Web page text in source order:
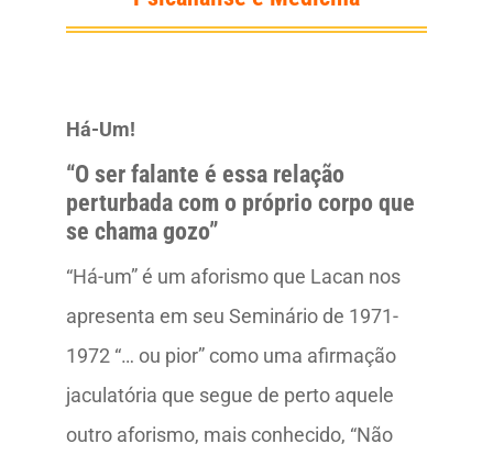
Há-Um!
“O ser falante é essa relação
perturbada com o próprio corpo que
se chama gozo”
“Há-um” é um aforismo que Lacan nos
apresenta em seu Seminário de 1971-
1972 “… ou pior” como uma afirmação
jaculatória que segue de perto aquele
outro aforismo, mais conhecido, “Não